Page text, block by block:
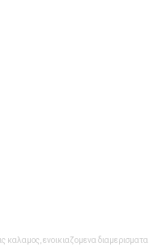
καλαμος, ενοικιαζομενα διαμερισματα